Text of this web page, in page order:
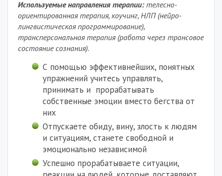
Используемые направления терапии: телесно-
ориентированная терапия, коучинг, НЛП (нейро-
лингвистическая программирование),
трансперсональная терапия (работа через трансовое
состояние сознания).
С помощью эффективнейших, понятных
упражнений учитесь управлять,
принимать и прорабатывать
собственные эмоции вместо бегства от
них
Отпускаете обиду, вину, злость к людям
и ситуациям, станете свободной и
эмоционально независимой
Успешно прорабатываете ситуации,